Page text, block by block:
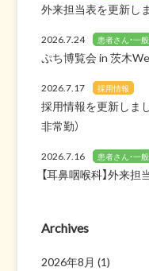
外来担当表を更新し
2026.7.24 患者さん・一
ぷち博覧会 in 茨木
2026.7.17 採用情報
採用情報を更新しまし
非常勤）
2026.7.16 患者さん・一
【耳鼻咽喉科】外来
Archives
2026年8月 (1)